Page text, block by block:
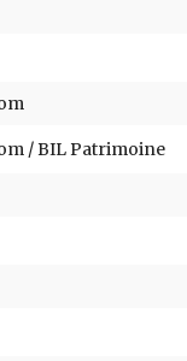
/ BIL Patrimoine